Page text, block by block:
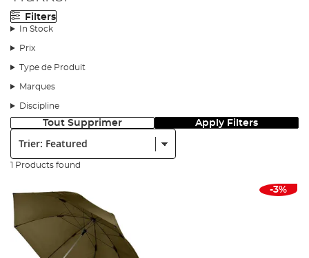
Filters
In Stock
Prix
Type de Produit
Marques
Discipline
Tout Supprimer Apply Filters
1 Products found
-3%